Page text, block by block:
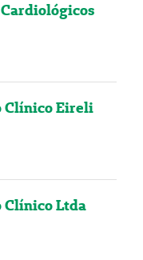
Clínico Eireli
Clínico Ltda